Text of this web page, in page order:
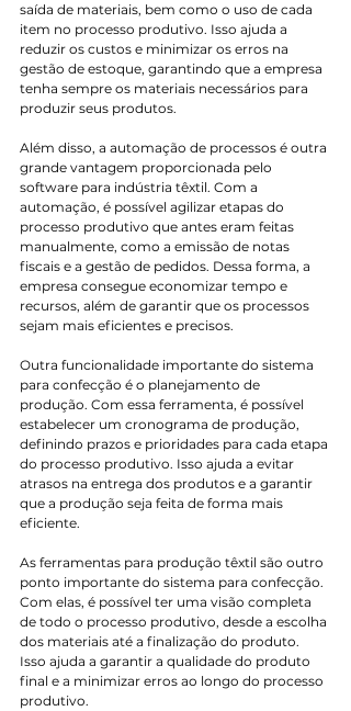
saída de materiais, bem como o uso de cada
item no processo produtivo. Isso ajuda a
reduzir os custos e minimizar os erros na
gestão de estoque, garantindo que a empresa
tenha sempre os materiais necessários para
produzir seus produtos.
Além disso, a automação de processos é outra
grande vantagem proporcionada pelo
software para indústria têxtil. Com a
automação, é possível agilizar etapas do
processo produtivo que antes eram feitas
manualmente, como a emissão de notas
fiscais e a gestão de pedidos. Dessa forma, a
empresa consegue economizar tempo e
recursos, além de garantir que os processos
sejam mais eficientes e precisos.
Outra funcionalidade importante do sistema
para confecção é o planejamento de
produção. Com essa ferramenta, é possível
estabelecer um cronograma de produção,
definindo prazos e prioridades para cada etapa
do processo produtivo. Isso ajuda a evitar
atrasos na entrega dos produtos e a garantir
que a produção seja feita de forma mais
eficiente.
As ferramentas para produção têxtil são outro
ponto importante do sistema para confecção.
Com elas, é possível ter uma visão completa
de todo o processo produtivo, desde a escolha
dos materiais até a finalização do produto.
Isso ajuda a garantir a qualidade do produto
final e a minimizar erros ao longo do processo
produtivo.